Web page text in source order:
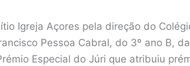
Igreja Açores pela direção do
Pessoa Cabral, do 3º ano B,
Especial do Júri que atribuiu